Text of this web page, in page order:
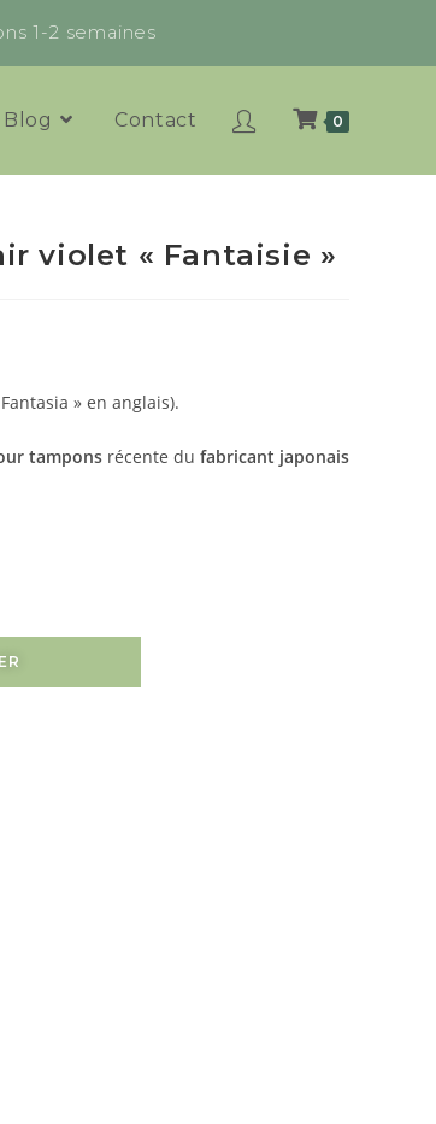
1-2 semaines
Blog Contact 0
violet « Fantaisie »
» en anglais).
tampons récente du fabricant japonais